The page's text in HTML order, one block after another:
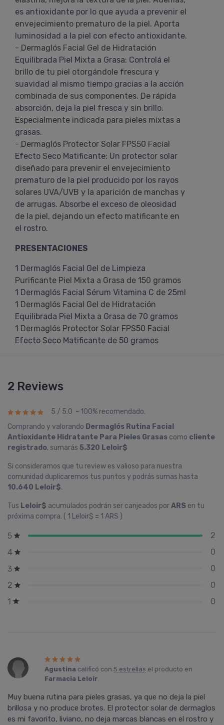
es antioxidante por lo que ayuda a prevenir el
envejecimiento prematuro de la piel. Aporta
luminosidad a la piel con efecto antioxidante.
- Dermaglós Facial Gel de Hidratación
Equilibrada Piel Mixta a Grasa: Controlá el
brillo de tu piel otorgándole frescura y
suavidad al mismo tiempo gracias a la acción
combinada de sus componentes. De rápida
absorción, deja la piel fresca y sin brillo.
Especialmente indicada para pieles mixtas a
grasas.
- Dermaglós Protector Solar FPS50 Facial
Efecto Seco Matificante: Un protector solar
diseñado para prevenir el envejecimiento
prematuro de la piel producido por los rayos
solares UVA/UVB y la aparición de manchas y
de arrugas. Absorbe el exceso de oleosidad
de la piel, dejando un efecto matificante en
el rostro.
PRESENTACIONES
1 Dermaglós Facial Gel de Limpieza
Purificante Piel Mixta a Grasa de 150 gramos
1 Dermaglós Facial Sérum Vitamina C de 25ml
1 Dermaglós Facial Gel de Hidratación
Equilibrada Piel Mixta a Grasa de 70 gramos
1 Dermaglós Protector Solar FPS50 Facial
Efecto Seco Matificante de 50 gramos
2 Reviews
5 / 5.0 - 100% recomendado.
Comprando y valorando Dermaglós Rutina Facial
Antioxidante Hidratante Para Pieles Grasas como cliente
registrado, sumarás 5.320 Leloir$
Si consideramos que tu review es valioso para nuestra
comunidad duplicaremos tus puntos y podrás sumas hasta
10.640 Leloir$.
Tus Leloir$ acumulados podrán ser canjeados porARS en tu
próxima compra. ( 1 Leloir$ = 1 ARS )
5
2
4
0
3
0
2
0
1
0
Agustina calificó con 5 estrellas el producto en
Farmacia Leloir.
Muy buena rutina para pieles grasas, ya que no deja la piel
brillosa y no produce brotes. El protector solar de dermaglos
es mi favorito, liviano, no deja marcas blancas en el rostro y